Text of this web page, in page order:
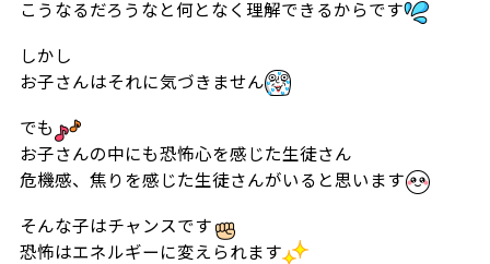
こうなるだろうなと何となく理解できるからです
しかし
お子さんはそれに気づきません
でも
お子さんの中にも恐怖心を感じた生徒さん
危機感、焦りを感じた生徒さんがいると思います
そんな子はチャンスです
恐怖はエネルギーに変えられます